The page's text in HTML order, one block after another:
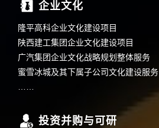
企业文化
隆平高科企业文化建设项目
陕西建工集团企业文化建设项目
广汽集团企业文化战略规划整体服务
蜜雪冰城及其下属子公司文化建设服务
投资并购与可研